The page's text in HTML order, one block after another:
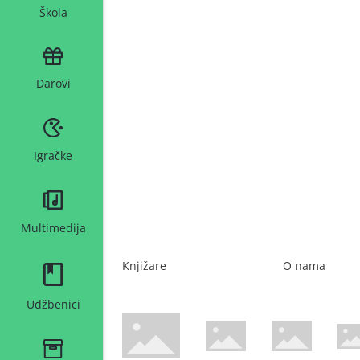
Škola
Darovi
Igračke
Multimedija
Udžbenici
Knjižare O nama
WsPay web stranicaMaestro web stranicaMastercard web